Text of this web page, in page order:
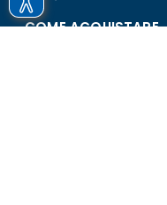
COME ACQUISTARE